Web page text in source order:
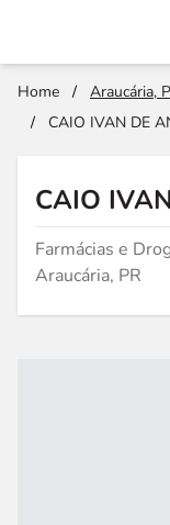
Home / Araucária,
/
CAIO IVAN DE
CAIO
Farmácias e
Araucária, PR